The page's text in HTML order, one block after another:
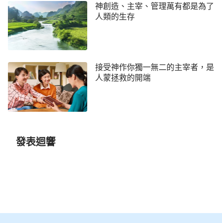
神創造、主宰、管理萬有都是為了
人類的生存
接受神作你獨一無二的主宰者，是
人蒙拯救的開端
發表迴響